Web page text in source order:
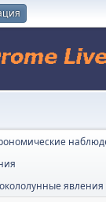
явления